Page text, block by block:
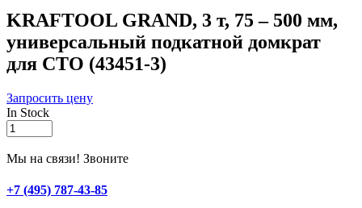
KRAFTOOL GRAND, 3 т, 75 – 500 мм,
универсальный подкатной домкрат
для СТО (43451-3)
Запросить цену
In Stock
KRAFTOOL
GRAND,
3
75
-
Мы на связи! Звоните
+7 (495) 787-43-85